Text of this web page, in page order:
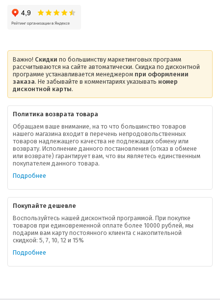
Важно! Скидки по большинству маркетинговых программ
рассчитываются на сайте автоматически. Скидка по дисконтной
программе устанавливается менеджером при оформлении
заказа. Не забывайте в комментариях указывать номер
дисконтной карты.
Политика возврата товара
Обращаем ваше внимание, на то что большинство товаров
нашего магазина входит в перечень непродовольственных
товаров надлежащего качества не подлежащих обмену или
возврату. Исполнение данного постановления (отказ в обмене
или возврате) гарантирует вам, что вы являетесь единственным
покупателем данного товара.
Подробнее
Покупайте дешевле
Воспользуйтесь нашей дисконтной программой. При покупке
товаров при единовременной оплате более 10000 рублей, мы
подарим вам карту постоянного клиента с накопительной
скидкой: 5, 7, 10, 12 и 15%
Подробнее
О компании
Ваша скидка
Контактная информация
В помощь покупателю
Форма обратной связи